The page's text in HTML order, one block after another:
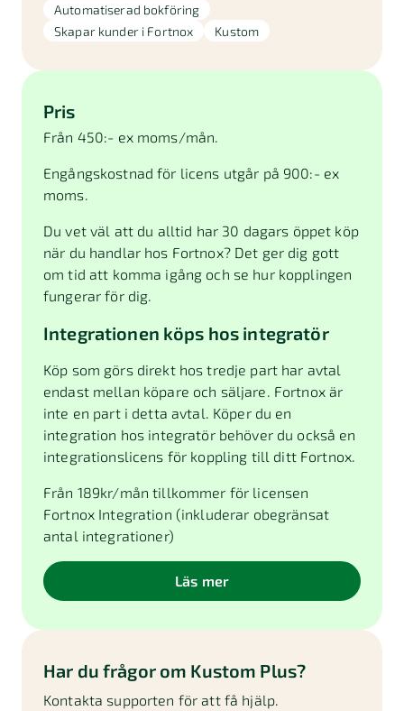
Automatiserad bokföring
Skapar kunder i Fortnox
Kustom
Pris
Från 450:- ex moms/mån.
Engångskostnad för licens utgår på 900:- ex
moms.
Du vet väl att du alltid har 30 dagars öppet köp
när du handlar hos Fortnox? Det ger dig gott
om tid att komma igång och se hur kopplingen
fungerar för dig.
Integrationen köps hos integratör
Köp som görs direkt hos tredje part har avtal
endast mellan köpare och säljare. Fortnox är
inte en part i detta avtal. Köper du en
integration hos integratör behöver du också en
integrationslicens för koppling till ditt Fortnox.
Från 189kr/mån tillkommer för licensen
Fortnox Integration (inkluderar obegränsat
antal integrationer)
Läs mer
Har du frågor om Kustom Plus?
Kontakta supporten för att få hjälp.